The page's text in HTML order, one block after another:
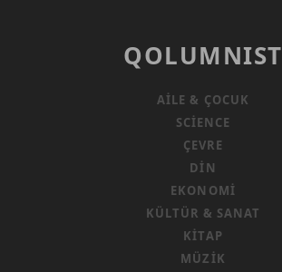
QOLUMNIST
AILE & ÇOCUK
SCIENCE
ÇEVRE
DIN
EKONOMI
KÜLTÜR & SANAT
KITAP
MÜZIK